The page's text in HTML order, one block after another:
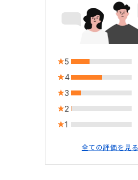
5
4
3
2
1
全ての評価を見る